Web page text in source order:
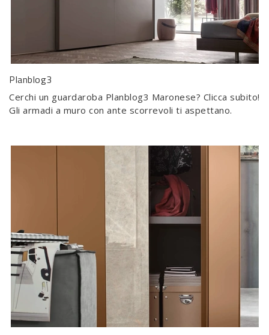
Planblog3
Cerchi un guardaroba Planblog3 Maronese? Clicca subito!
Gli armadi a muro con ante scorrevoli ti aspettano.